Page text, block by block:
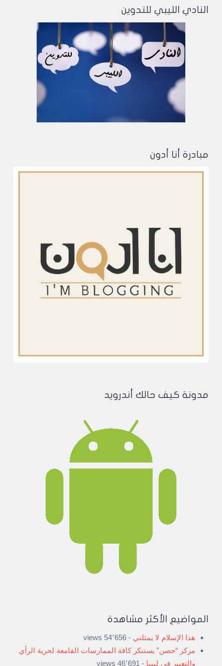
النادي الليبي للتدوين
مبادرة أنا أدون
مدونة كيف حالك أندرويد
المواضيع الأكثر مشاهدة
هذا الإسلام لا يمثلني - 54٬656 views
مركز “حصن” يستنكر كافة الممارسات القامعة لحرية الرأي
والتعبير في ليبيا - 46٬691 views